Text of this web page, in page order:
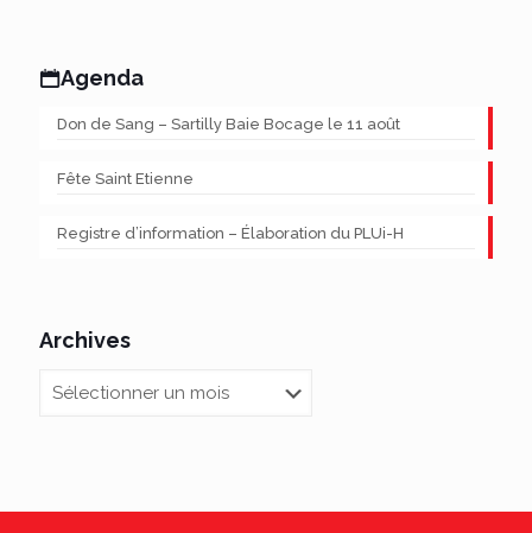
Agenda
Don de Sang – Sartilly Baie Bocage le 11 août
Fête Saint Etienne
Registre d’information – Élaboration du PLUi-H
Archives
Archives